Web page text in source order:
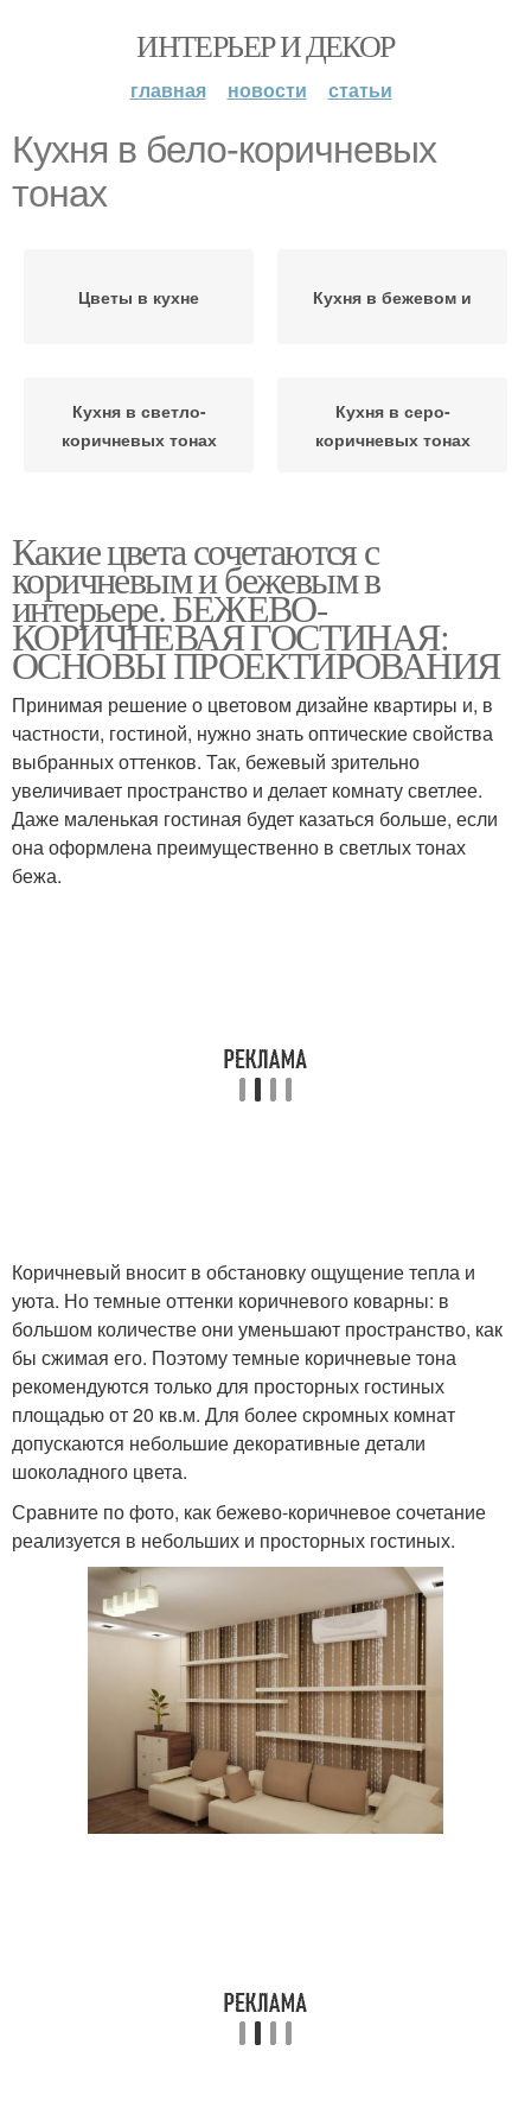
ИНТЕРЬЕР И ДЕКОР
главная новости статьи
Кухня в бело-коричневых
тонах
Цветы в кухне Кухня в бежевом и
Кухня в светло-
коричневых тонах
Кухня в серо-
коричневых тонах
Какие цвета сочетаются с
коричневым и бежевым в
интерьере. БЕЖЕВО-
КОРИЧНЕВАЯ ГОСТИНАЯ:
ОСНОВЫ ПРОЕКТИРОВАНИЯ
Принимая решение о цветовом дизайне квартиры и, в
частности, гостиной, нужно знать оптические свойства
выбранных оттенков. Так, бежевый зрительно
увеличивает пространство и делает комнату светлее.
Даже маленькая гостиная будет казаться больше, если
она оформлена преимущественно в светлых тонах
бежа.
Коричневый вносит в обстановку ощущение тепла и
уюта. Но темные оттенки коричневого коварны: в
большом количестве они уменьшают пространство, как
бы сжимая его. Поэтому темные коричневые тона
рекомендуются только для просторных гостиных
площадью от 20 кв.м. Для более скромных комнат
допускаются небольшие декоративные детали
шоколадного цвета.
Сравните по фото, как бежево-коричневое сочетание
реализуется в небольших и просторных гостиных.